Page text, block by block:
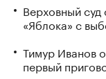
Верховный
«Яблока» с
Тимур Иванов
первый